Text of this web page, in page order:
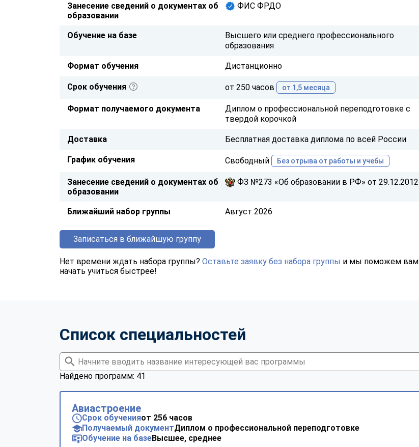
Занесение сведений о документах об
образовании
ФИС ФРДО
Обучение на базе
Высшего или среднего профессионального
образования
Формат обучения Дистанционно
Срок обучения от 250 часов от 1,5 месяца
Формат получаемого документа
Диплом о профессиональной переподготовке с
твердой корочкой
Доставка Бесплатная доставка диплома по всей России
График обучения Свободный Без отрыва от работы и учебы
Занесение сведений о документах об
образовании
ФЗ №273 «Об образовании в РФ» от 29.12.2012
Ближайший набор группы Август 2026
Записаться в ближайшую группу
Нет времени ждать набора группы? Оставьте заявку без набора группы и мы поможем вам
начать учиться быстрее!
Список специальностей
Найдено программ: 41
Авиастроение
Срок обученияот 256 часов
Получаемый документДиплом о профессиональной переподготовке
Обучение на базеВысшее, среднее